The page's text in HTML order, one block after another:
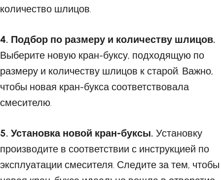
количество шлицов.
4. Подбор по размеру и количеству шлицов.
Выберите новую кран-буксу, подходящую по
размеру и количеству шлицов к старой. Важно,
чтобы новая кран-букса соответствовала
смесителю.
5. Установка новой кран-буксы. Установку
производите в соответствии с инструкцией по
эксплуатации смесителя. Следите за тем, чтобы